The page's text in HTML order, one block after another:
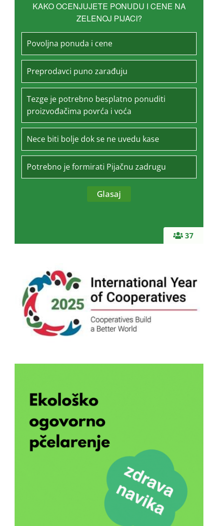
37
KAKO OCENJUJETE PONUDU I CENE NA
ZELENOJ PIJACI?
Povoljna ponuda i cene
Preprodavci puno zarađuju
Tezge je potrebno besplatno ponuditi
proizvođačima povrća i voća
Nece biti bolje dok se ne uvedu kase
Potrebno je formirati Pijačnu zadrugu